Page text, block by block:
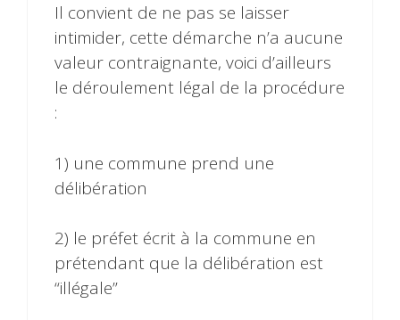
Il convient de ne pas se laisser
intimider, cette démarche n’a aucune
valeur contraignante, voici d’ailleurs
le déroulement légal de la procédure
:
1) une commune prend une
délibération
2) le préfet écrit à la commune en
prétendant que la délibération est
“illégale”